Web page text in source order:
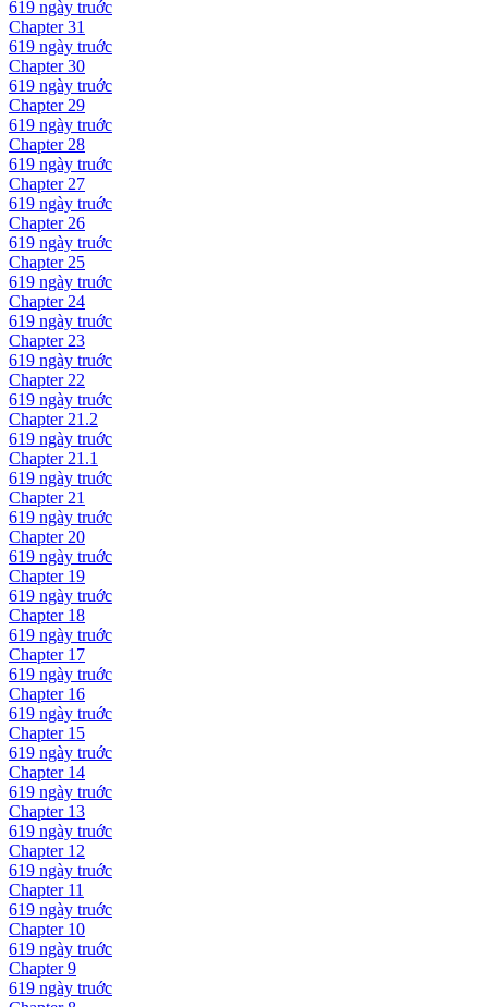
619 ngày truớc
Chapter31
619 ngày truớc
Chapter30
619 ngày truớc
Chapter29
619 ngày truớc
Chapter28
619 ngày truớc
Chapter27
619 ngày truớc
Chapter26
619 ngày truớc
Chapter25
619 ngày truớc
Chapter24
619 ngày truớc
Chapter23
619 ngày truớc
Chapter22
619 ngày truớc
Chapter21.2
619 ngày truớc
Chapter21.1
619 ngày truớc
Chapter21
619 ngày truớc
Chapter20
619 ngày truớc
Chapter 19
619 ngày truớc
Chapter 18
619 ngày truớc
Chapter 17
619 ngày truớc
Chapter 16
619 ngày truớc
Chapter 15
619 ngày truớc
Chapter 14
619 ngày truớc
Chapter 13
619 ngày truớc
Chapter 12
619 ngày truớc
Chapter 11
619 ngày truớc
Chapter 10
619 ngày truớc
Chapter9
619 ngày truớc